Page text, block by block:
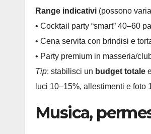
Range indicativi (possono
• Cocktail party “smart” 40–60
• Cena servita con brindisi e
• Party premium in masseria/
Tip: stabilisci un budget totale
luci 10–15%, allestimenti e foto
Musica,